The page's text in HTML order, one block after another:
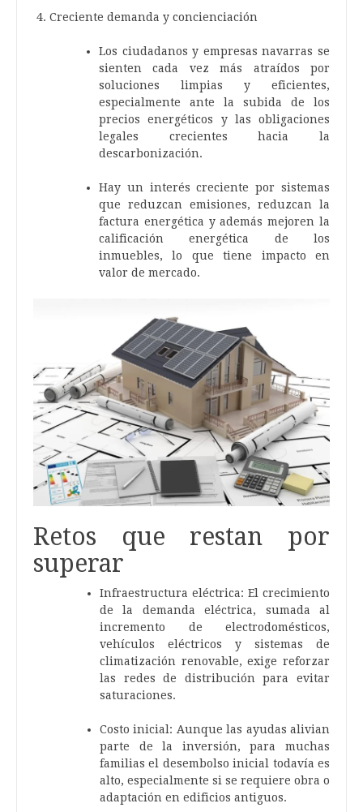
Creciente demanda y concienciación
Los ciudadanos y empresas navarras se
sienten cada vez más atraídos por
soluciones limpias y eficientes,
especialmente ante la subida de los
precios energéticos y las obligaciones
legales crecientes hacia la
descarbonización.
Hay un interés creciente por sistemas
que reduzcan emisiones, reduzcan la
factura energética y además mejoren la
calificación energética de los
inmuebles, lo que tiene impacto en
valor de mercado.
Retos que restan por
superar
Infraestructura eléctrica: El crecimiento
de la demanda eléctrica, sumada al
incremento de electrodomésticos,
vehículos eléctricos y sistemas de
climatización renovable, exige reforzar
las redes de distribución para evitar
saturaciones.
Costo inicial: Aunque las ayudas alivian
parte de la inversión, para muchas
familias el desembolso inicial todavía es
alto, especialmente si se requiere obra o
adaptación en edificios antiguos.